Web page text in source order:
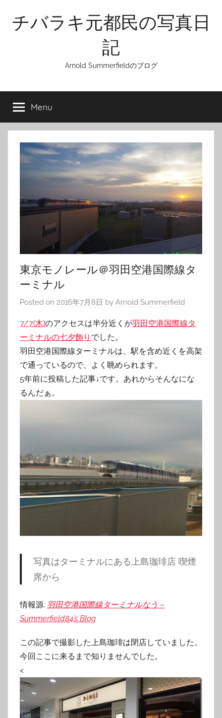
content
チバラキ元都民の写真日
記
Arnold Summerfieldのブログ
Menu
東京モノレール＠羽田空港国際線タ
ーミナル
Posted on 2016年7月8日 by Arnold Summerfield
7/7(木)のアクセスは半分近くが羽田空港国際線タ
ーミナルの七夕飾り でした。
羽田空港国際線ターミナルは、駅を含め近くを高架
で通っているので、よく眺められます。
5年前に投稿した記事↓です。あれからそんなにな
るんだぁ。
写真はターミナルにある上島珈琲店 喫煙
席から
情報源: 羽田空港国際線ターミナルなう –
Summerfield84’s Blog
この記事で撮影した上島珈琲は閉店していました。
今回ここに来るまで知りませんでした。
<